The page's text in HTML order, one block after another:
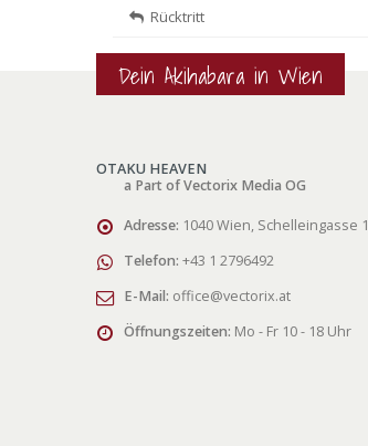
Rücktritt
Dein Akihabara in Wien
OTAKU HEAVEN
a Part of Vectorix Media OG
Adresse: 1040 Wien, Schelleingasse 1
Telefon: +43 1 2796492
E-Mail: office@vectorix.at
Öffnungszeiten: Mo - Fr 10 - 18 Uhr